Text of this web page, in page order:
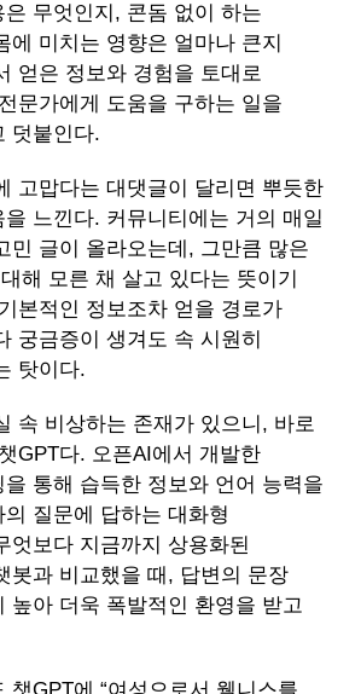
무엇인지, 콘돔 없이 하는
에 미치는 영향은 얼마나 큰지
얻은 정보와 경험을 토대로
문가에게 도움을 구하는 일을
덧붙인다.
고맙다는 대댓글이 달리면 뿌듯한
느낀다. 커뮤니티에는 거의 매일
민 글이 올라오는데, 그만큼 많은
대해 모른 채 살고 있다는 뜻이기
본적인 정보조차 얻을 경로가
궁금증이 생겨도 속 시원히
탓이다.
속 비상하는 존재가 있으니, 바로
GPT다. 오픈AI에서 개발한
을 통해 습득한 정보와 언어 능력을
질문에 답하는 대화형
엇보다 지금까지 상용화된
봇과 비교했을 때, 답변의 문장
높아 더욱 폭발적인 환영을 받고